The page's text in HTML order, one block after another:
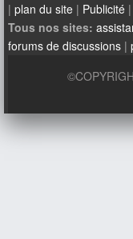
| plan du site | Publicité |
Tous nos sites:
forums de discussions |